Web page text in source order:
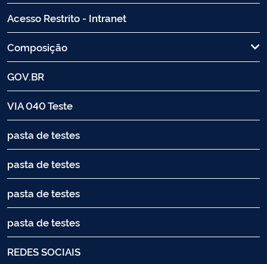
Acesso Restrito - Intranet
Composição
GOV.BR
VIA 040 Teste
pasta de testes
pasta de testes
pasta de testes
pasta de testes
REDES SOCIAIS